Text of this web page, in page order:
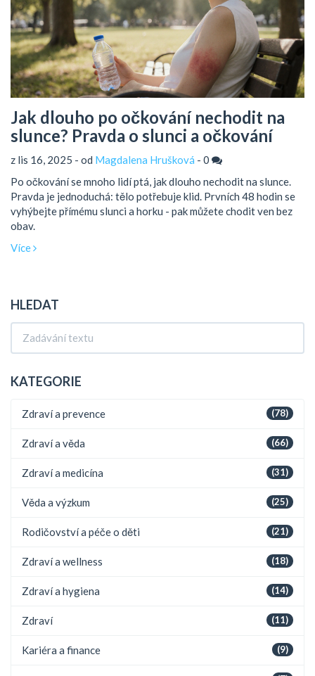
Jak dlouho po očkování nechodit na
slunce? Pravda o slunci a očkování
z lis 16, 2025 - od Magdalena Hrušková - 0
Po očkování se mnoho lidí ptá, jak dlouho nechodit na slunce.
Pravda je jednoduchá: tělo potřebuje klid. Prvních 48 hodin se
vyhýbejte přímému slunci a horku - pak můžete chodit ven bez
obav.
Více
HLEDAT
KATEGORIE
(78)
Zdraví a prevence
(66)
Zdraví a věda
(31)
Zdraví a medicína
(25)
Věda a výzkum
(21)
Rodičovství a péče o děti
(18)
Zdraví a wellness
(14)
Zdraví a hygiena
(11)
Zdraví
(9)
Kariéra a finance